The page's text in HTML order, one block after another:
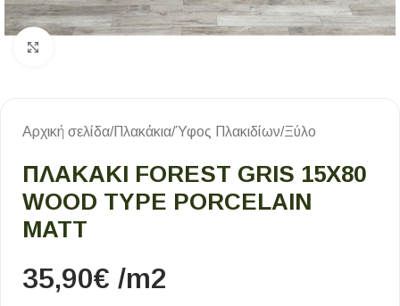
Αρχική σελίδα/Πλακάκια/Ύφος Πλακιδίων/Ξύλο
ΠΛΑΚΑΚΙ FOREST GRIS 15X80
WOOD TYPE PORCELAIN
MATT
35,90€ /m2